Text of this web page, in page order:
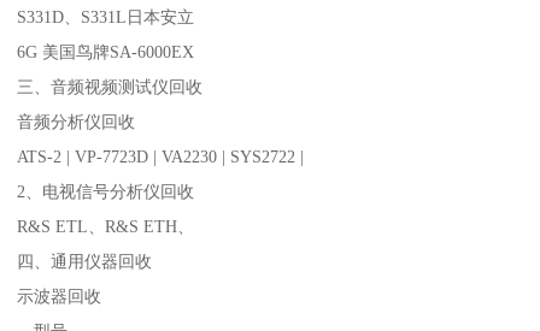
S331D、S331L日本安立
6G 美国鸟牌SA-6000EX
三、音频视频测试仪回收
音频分析仪回收
ATS-2 | VP-7723D | VA2230 | SYS2722 |
2、电视信号分析仪回收
R&S ETL、R&S ETH、
四、通用仪器回收
示波器回收